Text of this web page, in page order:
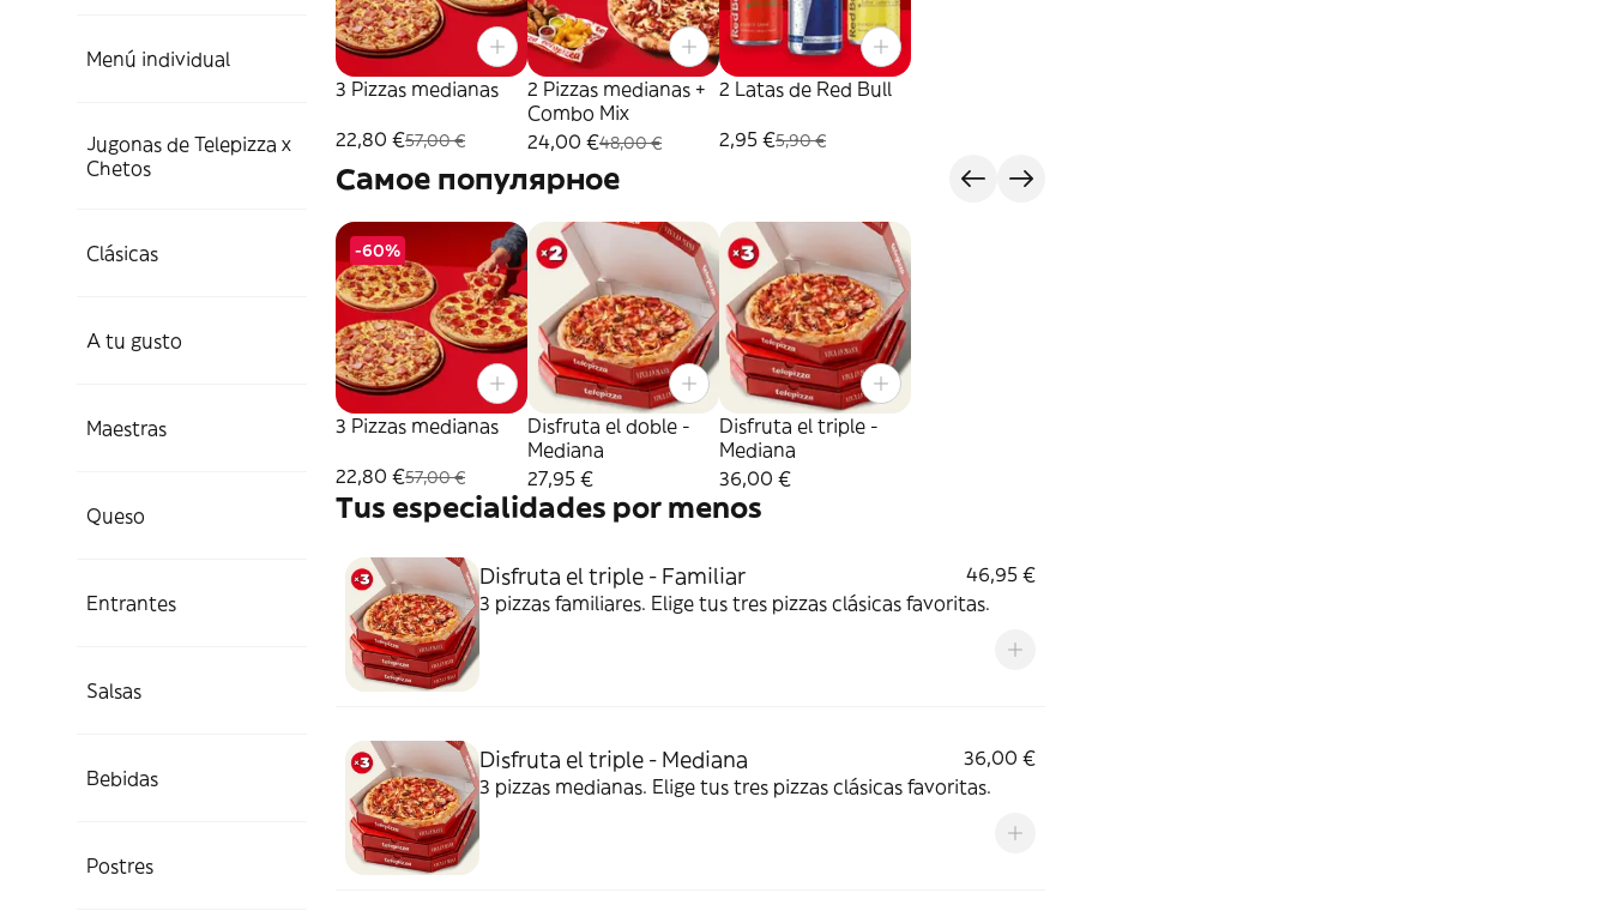
Menú individual
Jugonas de Telepizza x
Chetos
Clásicas
A tu gusto
Maestras
Queso
Entrantes
Salsas
Bebidas
Postres
3 Pizzas medianas
22,80 €57,00 €
2 Pizzas medianas +
Combo Mix
24,00 €48,00 €
2 Latas de Red Bull
2,95 €5,90 €
Самое популярное
-60%
3 Pizzas medianas
22,80 €57,00 €
Disfruta el doble -
Mediana
27,95 €
Disfruta el triple -
Mediana
36,00 €
Tus especialidades por menos
Disfruta el triple - Familiar
46,95 €
3 pizzas familiares. Elige tus tres pizzas clásicas favoritas.
Disfruta el triple - Mediana
36,00 €
3 pizzas medianas. Elige tus tres pizzas clásicas favoritas.